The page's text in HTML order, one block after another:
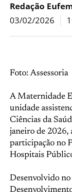
Redação
03/02/2026
Foto: Assessoria
A Maternidade
unidade
Ciências da
janeiro de 2026,
participação no
Hospitais
Desenvolvido